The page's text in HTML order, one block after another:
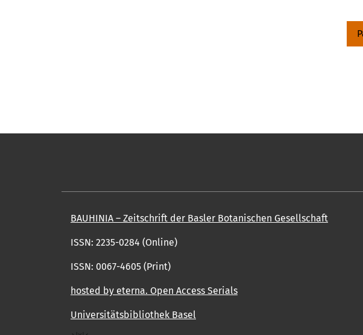
BAUHINIA – Zeitschrift der Basler Botanischen Gesellschaft
ISSN: 2235-0284 (Online)
ISSN: 0067-4605 (Print)
hosted by eterna. Open Access Serials
Universitätsbibliothek Basel